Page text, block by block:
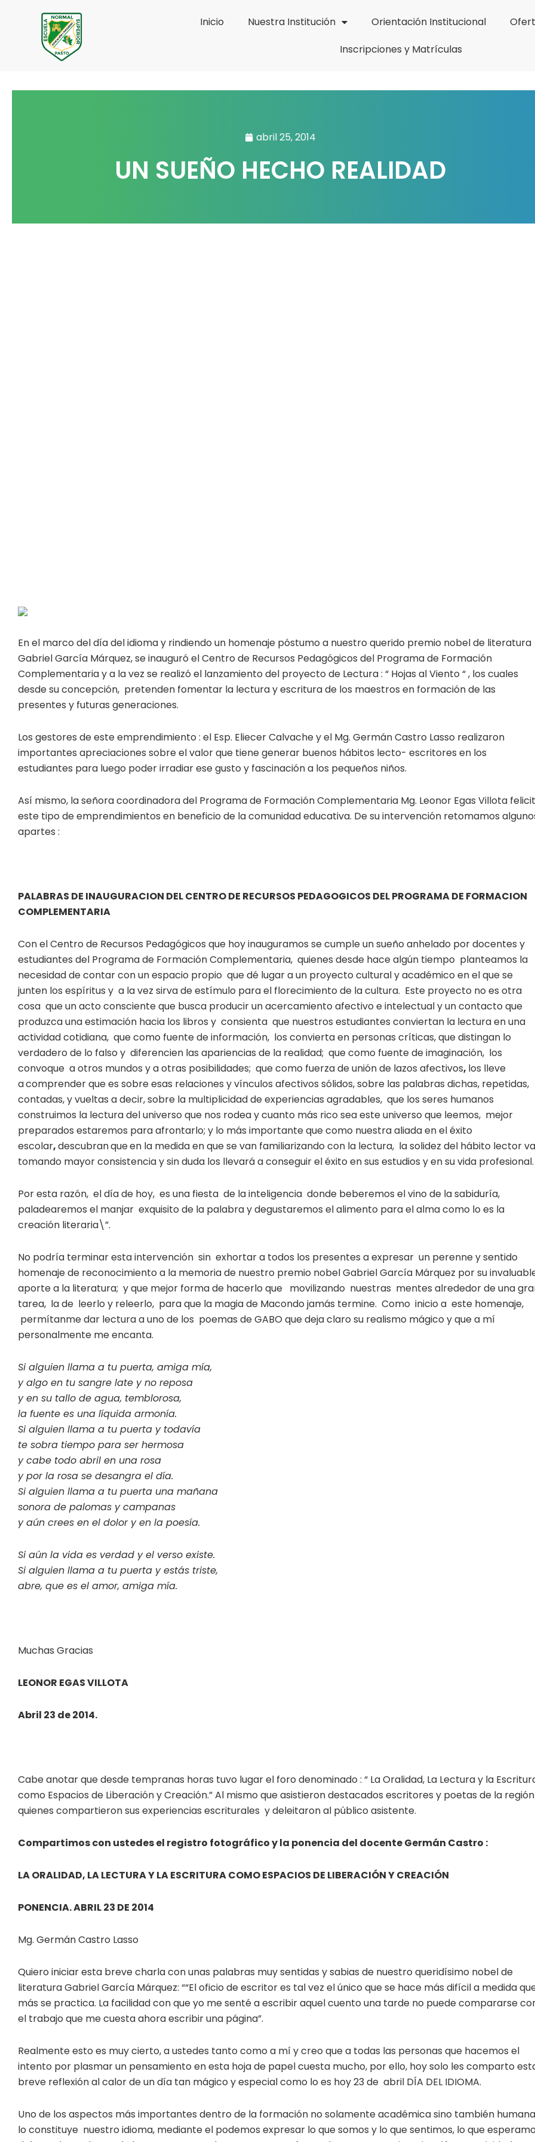
contenido
Inicio Nuestra Institución Orientación Institucional
Inscripciones y Matrículas
abril 25, 2014
UN SUEÑO HECHO REALIDAD
En el marco del día del idioma y rindiendo un homenaje póstumo a nuestro querido premio nobel de literatura
Gabriel García Márquez, se inauguró el Centro de Recursos Pedagógicos del Programa de Formación
Complementaria y a la vez se realizó el lanzamiento del proyecto de Lectura : “ Hojas al Viento “ , los cuales
desde su concepción, pretenden fomentar la lectura y escritura de los maestros en formación de las
presentes y futuras generaciones.
Los gestores de este emprendimiento : el Esp. Eliecer Calvache y el Mg. Germán Castro Lasso realizaron
importantes apreciaciones sobre el valor que tiene generar buenos hábitos lecto- escritores en los
estudiantes para luego poder irradiar ese gusto y fascinación a los pequeños niños.
Así mismo, la señora coordinadora del Programa de Formación Complementaria Mg. Leonor Egas Villota
este tipo de emprendimientos en beneficio de la comunidad educativa. De su intervención retomamos
apartes :
PALABRAS DE INAUGURACION DEL CENTRO DE RECURSOS PEDAGOGICOS DEL PROGRAMA DE FORMACION
COMPLEMENTARIA
Con el Centro de Recursos Pedagógicos que hoy inauguramos se cumple un sueño anhelado por docentes y
estudiantes del Programa de Formación Complementaria, quienes desde hace algún tiempo planteamos la
necesidad de contar con un espacio propio que dé lugar a un proyecto cultural y académico en el que se
junten los espíritus y a la vez sirva de estímulo para el florecimiento de la cultura. Este proyecto no es otra
cosa que un acto consciente que busca producir un acercamiento afectivo e intelectual y un contacto que
produzca una estimación hacia los libros y consienta que nuestros estudiantes conviertan la lectura en una
actividad cotidiana, que como fuente de información, los convierta en personas críticas, que distingan lo
verdadero de lo falso y diferencien las apariencias de la realidad; que como fuente de imaginación, los
convoque a otros mundos y a otras posibilidades; que como fuerza de unión de lazos afectivos, los lleve
acomprender que es sobre esas relaciones y vínculos afectivos sólidos, sobre las palabras dichas, repetidas,
contadas, y vueltas a decir, sobre la multiplicidad de experiencias agradables, que los seres humanos
construimos la lectura del universo que nos rodea y cuanto más rico sea este universo que leemos, mejor
preparados estaremos para afrontarlo; y lo más importante que como nuestra aliada en el éxito
escolar,descubranqueen la medida en que se van familiarizando con la lectura, la solidez del hábito lector
tomando mayor consistencia y sin duda los llevará a conseguir el éxito en sus estudios y en su vida profesional.
Por esta razón, el día de hoy, es una fiesta de la inteligencia donde beberemos el vino de la sabiduría,
paladearemos el manjar exquisito de la palabra y degustaremos el alimento para el alma como lo es la
creación literaria\”.
No podría terminar esta intervención sin exhortar a todos los presentes a expresar un perenne y sentido
homenaje de reconocimiento a la memoria de nuestro premio nobel Gabriel García Márquez por su
aporte a la literatura; y que mejor forma de hacerlo que movilizando nuestras mentes alrededor de una
tarea, la de leerlo y releerlo, para que la magia de Macondo jamás termine. Como inicio a este homenaje,
permítanme dar lectura a uno de los poemas de GABO que deja claro su realismo mágico y que a mí
personalmente me encanta.
Si alguien llama a tu puerta, amiga mía,
y algo en tu sangre late y no reposa
y en su tallo de agua, temblorosa,
la fuente es una líquida armonía.
Si alguien llama a tu puerta y todavía
te sobra tiempo para ser hermosa
y cabe todo abril en una rosa
y por la rosa se desangra el día.
Si alguien llama a tu puerta una mañana
sonora de palomas y campanas
y aún crees en el dolor y en la poesía.
Si aún la vida es verdad y el verso existe.
Si alguien llama a tu puerta y estás triste,
abre, que es el amor, amiga mía.
Muchas Gracias
LEONOR EGAS VILLOTA
Abril 23 de 2014.
Cabe anotar que desde tempranas horas tuvo lugar el foro denominado : “ La Oralidad, La Lectura y la
como Espacios de Liberación y Creación.” Al mismo que asistieron destacados escritores y poetas de la región
quienes compartieron sus experiencias escriturales y deleitaron al público asistente.
Compartimos con ustedes el registro fotográfico y la ponencia del docente Germán Castro :
LA ORALIDAD, LA LECTURA Y LA ESCRITURA COMO ESPACIOS DE LIBERACIÓN Y CREACIÓN
PONENCIA. ABRIL 23 DE 2014
Mg. Germán Castro Lasso
Quiero iniciar esta breve charla con unas palabras muy sentidas y sabias de nuestro queridísimo nobel de
literatura Gabriel García Márquez: ““El oficio de escritor es tal vez el único que se hace más difícil a medida
más se practica. La facilidad con que yo me senté a escribir aquel cuento una tarde no puede compararse
el trabajo que me cuesta ahora escribir una página”.
Realmente esto es muy cierto, a ustedes tanto como a mí y creo que a todas las personas que hacemos el
intento por plasmar un pensamiento en esta hoja de papel cuesta mucho, por ello, hoy solo les comparto
breve reflexión al calor de un día tan mágico y especial como lo es hoy 23 de abril DÍA DEL IDIOMA.
Uno de los aspectos más importantes dentro de la formación no solamente académica sino también humana
lo constituye nuestro idioma, mediante el podemos expresar lo que somos y lo que sentimos, lo que